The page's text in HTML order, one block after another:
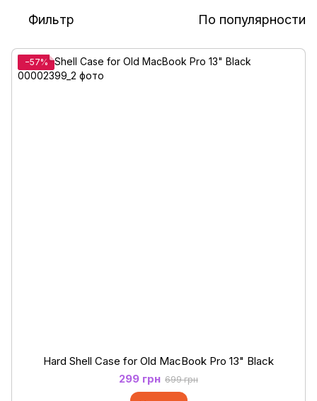
Фильтр По популярности
−57%
Hard Shell Case for Old MacBook Pro 13" Black
299 грн 699 грн